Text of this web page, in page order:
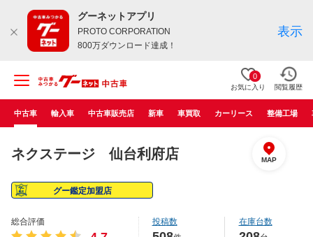
グーネットアプリ
PROTO CORPORATION
800万ダウンロード達成！
表示
0
お気に入り 閲覧履歴
中古車 輸入車 中古車販売店 新車 車買取 カーリース 整備工場
ネクステージ 仙台利府店 MAP
グー鑑定加盟店
総合評価 投稿数 在庫台数